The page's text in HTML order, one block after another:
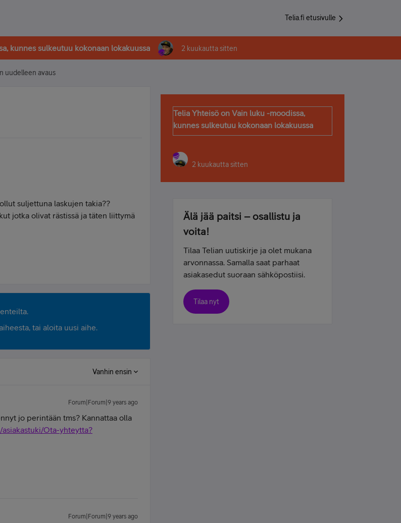
Telia.fi etusivulle
kunnes sulkeutuu kokonaan lokakuussa 2 kuukautta sitten
uudelleen avaus
suljettuna laskujen takia??
jotka olivat rästissä ja täten liittymä
tai aloita uusi aihe.
Vanhin ensin
Forum|Forum|9 years ago
jo perintään tms? Kannattaa olla
Ota-yhteytta?
Forum|Forum|9 years ago
Telia Yhteisö on Vain luku -moodissa,
kunnes sulkeutuu kokonaan lokakuussa
2 kuukautta sitten
Älä jää paitsi – osallistu ja
voita!
Tilaa Telian uutiskirje ja olet mukana
arvonnassa. Samalla saat parhaat
asiakasedut suoraan sähköpostiisi.
Tilaa nyt